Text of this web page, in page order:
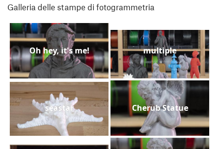
Galleria delle stampe di fotogrammetria
Oh hey, it's me! multiple
seastar Cherub Statue